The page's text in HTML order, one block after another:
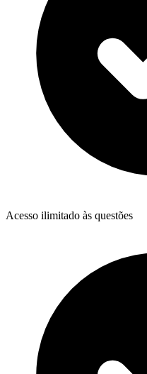
Acesso ilimitado às questões